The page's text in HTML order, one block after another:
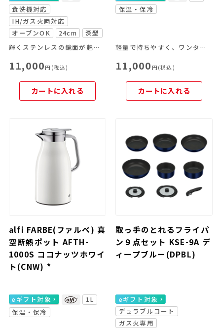
食洗機対応
IH/ガス火両対応
オーブンOK
24cm
深型
輝くステンレスの鏡面が魅力の鍋のシリーズです。
11,000円(税込)
カートに入れる
保温・保冷
軽量で持ちやすく、ワンタッチで注げる使いやすさが魅力。
11,000 円(税込)
カートに入れる
alfi FARBE(ファルベ) 真
空断熱ポット AFTH-
1000S ココナッツホワイ
ト(CNW) *
eギフト対象
1L
保温・保冷
取っ手のとれるフライパ
ン９点セット KSE-9A デ
ィープブルー(DPBL)
eギフト対象
デュラブルコート
ガス火専用